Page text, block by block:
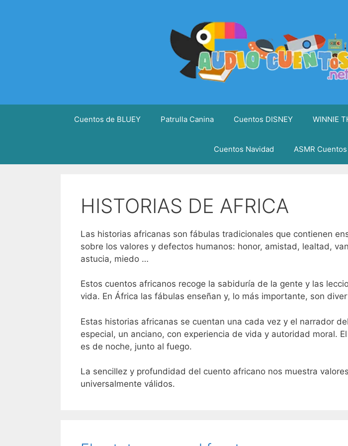
Cuentos de BLUEY Patrulla Canina Cuentos DISNEY WINNIE
Cuentos Navidad ASMR
HISTORIAS DE AFRICA
Las historias africanas son fábulas tradicionales que contienen
sobre los valores y defectos humanos: honor, amistad, lealtad,
astucia, miedo …
Estos cuentos africanos recoge la sabiduría de la gente y las
vida. En África las fábulas enseñan y, lo más importante, son
Estas historias africanas se cuentan una cada vez y el narrador
especial, un anciano, con experiencia de vida y autoridad moral.
es de noche, junto al fuego.
La sencillez y profundidad del cuento africano nos muestra
universalmente válidos.